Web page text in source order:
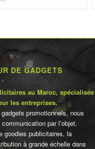
DE GADGETS
au Maroc, spécialisée
les entreprises.
promotionnels, nous
par l’objet.
goodies publicitaires, la
à grande échelle dans